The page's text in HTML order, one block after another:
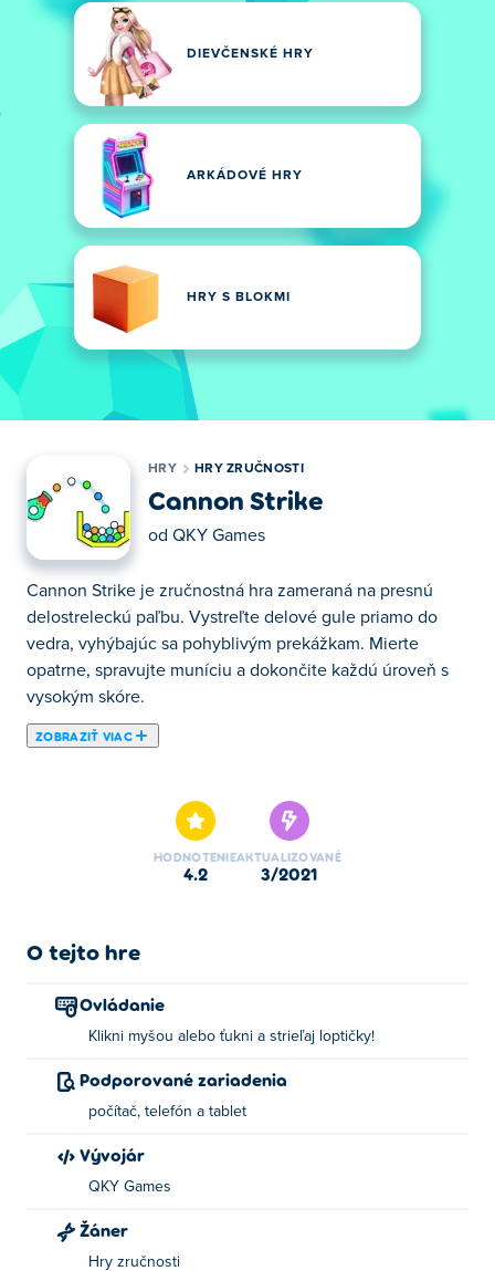
DIEVČENSKÉ HRY
ARKÁDOVÉ HRY
HRY S BLOKMI
HRY HRY ZRUČNOSTI
Cannon Strike
od QKY Games
Cannon Strike je zručnostná hra zameraná na presnú
delostreleckú paľbu. Vystreľte delové gule priamo do
vedra, vyhýbajúc sa pohyblivým prekážkam. Mierte
opatrne, spravujte muníciu a dokončite každú úroveň s
vysokým skóre.
ZOBRAZIŤ VIAC
HODNOTENIE
4.2
AKTUALIZOVANÉ
3/2021
O tejto hre
Ovládanie
Klikni myšou alebo ťukni a strieľaj loptičky!
Podporované zariadenia
počítač, telefón a tablet
Vývojár
QKY Games
Žáner
Hry zručnosti